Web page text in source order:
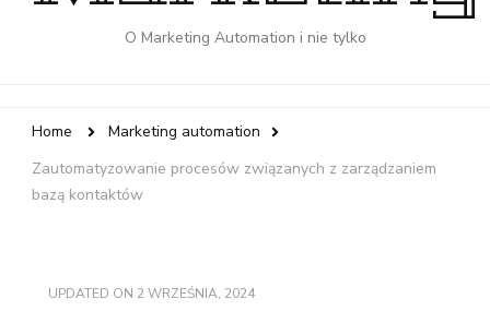
O Marketing Automation i nie tylko
Home
Marketing automation
Zautomatyzowanie procesów związanych z zarządzaniem
bazą kontaktów
UPDATED ON 2 WRZEŚNIA, 2024